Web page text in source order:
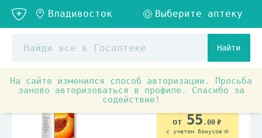
Найти
На сайте изменился способ авторизации. Просьба
заново авторизоваться в профиле. Спасибо за
содействие!
55 .00
с учетом бонусов